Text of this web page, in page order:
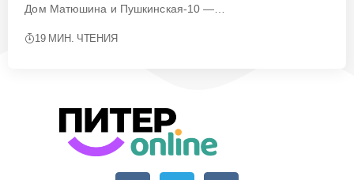
Дом Матюшина и Пушкинская-10 —…
19 МИН. ЧТЕНИЯ